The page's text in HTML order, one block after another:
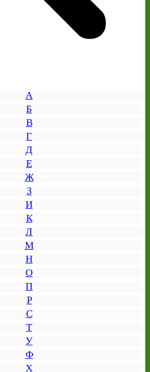
А
Б
В
Г
Д
Е
Ж
З
И
К
Л
М
Н
О
П
Р
С
Т
У
Ф
Х